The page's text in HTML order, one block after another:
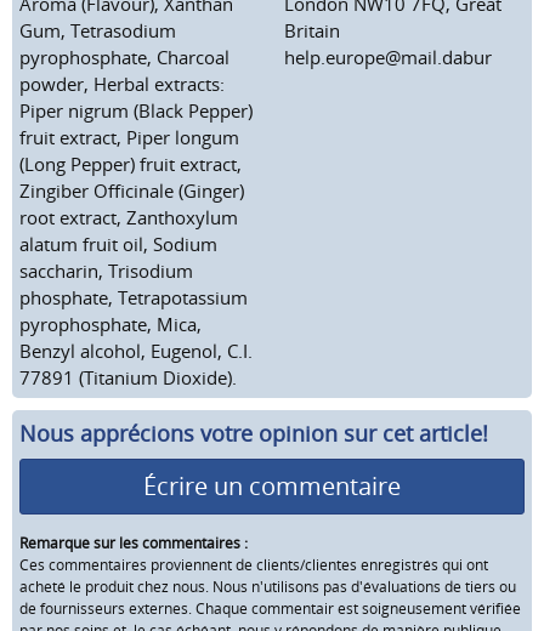
Gum, Tetrasodium
pyrophosphate, Charcoal
powder, Herbal extracts:
Piper nigrum (Black Pepper)
fruit extract, Piper longum
(Long Pepper) fruit extract,
Zingiber Officinale (Ginger)
root extract, Zanthoxylum
alatum fruit oil, Sodium
saccharin, Trisodium
phosphate, Tetrapotassium
pyrophosphate, Mica,
Benzyl alcohol, Eugenol, C.I.
77891 (Titanium Dioxide).
Britain
help.europe@mail.dabur
Nous apprécions votre opinion sur cet article!
Écrire un commentaire
Remarque sur les commentaires :
Ces commentaires proviennent de clients/clientes enregistrés qui ont
acheté le produit chez nous. Nous n'utilisons pas d'évaluations de tiers ou
de fournisseurs externes. Chaque commentair est soigneusement vérifiée